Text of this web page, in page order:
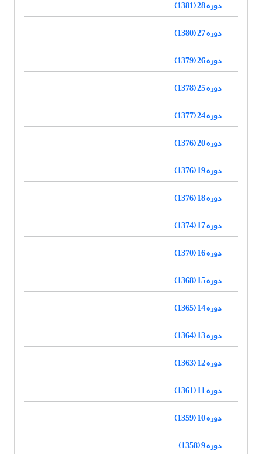
دوره 28 (1381)
دوره 27 (1380)
دوره 26 (1379)
دوره 25 (1378)
دوره 24 (1377)
دوره 20 (1376)
دوره 19 (1376)
دوره 18 (1376)
دوره 17 (1374)
دوره 16 (1370)
دوره 15 (1368)
دوره 14 (1365)
دوره 13 (1364)
دوره 12 (1363)
دوره 11 (1361)
دوره 10 (1359)
دوره 9 (1358)